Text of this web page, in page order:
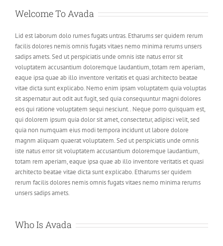
Welcome To Avada
Lid est laborum dolo rumes fugats untras. Etharums ser quidem rerum
facilis dolores nemis omnis fugats vitaes nemo minima rerums unsers
sadips amets. Sed ut perspiciatis unde omnis iste natus error sit
voluptatem accusantium doloremque laudantium, totam rem aperiam,
eaque ipsa quae ab illo inventore veritatis et quasi architecto beatae
vitae dicta sunt explicabo. Nemo enim ipsam voluptatem quia voluptas
sit aspernatur aut odit aut fugit, sed quia consequuntur magni dolores
eos qui ratione voluptatem sequi nesciunt.. Neque porro quisquam est,
qui dolorem ipsum quia dolor sit amet, consectetur, adipisci velit, sed
quia non numquam eius modi tempora incidunt ut labore dolore
magnm aliquam quaerat voluptatem. Sed ut perspiciatis unde omnis
iste natus error sit voluptatem accusantium doloremque laudantium,
totam rem aperiam, eaque ipsa quae ab illo inventore veritatis et quasi
architecto beatae vitae dicta sunt explicabo. Etharums ser quidem
rerum facilis dolores nemis omnis fugats vitaes nemo minima rerums
unsers sadips amets.
Who Is Avada